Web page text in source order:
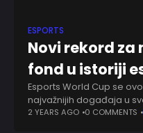
ESPORTS
Novi rekord
fond u istoriji
Esports World Cup se
najvažnijih događaja u
jula do 24. avgusta.
2 YEARS AGO 0 COMMENTS